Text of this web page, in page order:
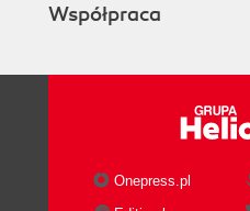
Współpraca
Onepress.pl